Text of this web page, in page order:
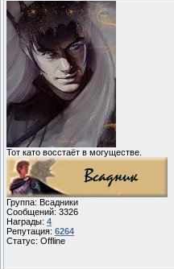
Тот като восстаёт в могуществе.
Группа: Всадники
Сообщений: 3326
Награды: 4
Репутация: 6264
Статус: Offline